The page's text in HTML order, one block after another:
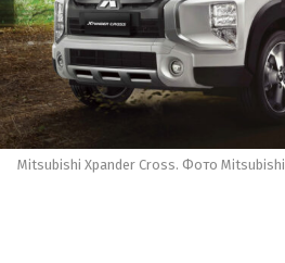
Mitsubishi Xpander Cross. Фото Mitsubishi